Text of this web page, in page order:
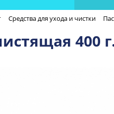
Средства для ухода и чистки
400